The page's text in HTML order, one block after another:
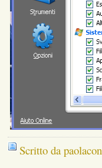
Scritto da paolacon